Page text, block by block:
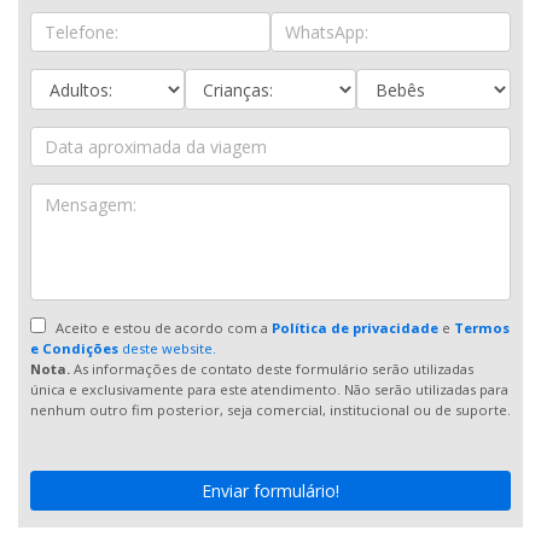
Aceito e estou de acordo com a Política de privacidadee Termos
e Condições deste website.
Nota. As informações de contato deste formulário serão utilizadas
única e exclusivamente para este atendimento. Não serão utilizadas para
nenhum outro fim posterior, seja comercial, institucional ou de suporte.
Enviar formulário!